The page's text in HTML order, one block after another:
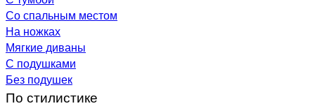
Со спальным местом
На ножках
Мягкие диваны
С подушками
Без подушек
По стилистике